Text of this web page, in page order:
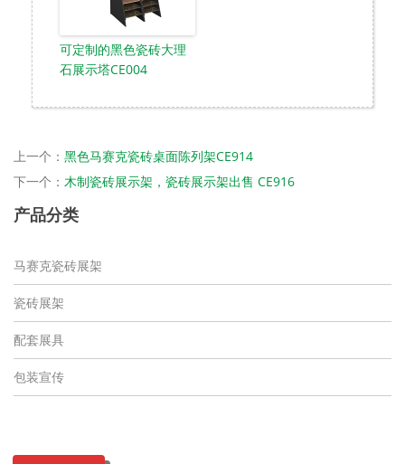
可定制的黑色瓷砖大理
石展示塔CE004
上一个： 黑色马赛克瓷砖桌面陈列架CE914
下一个： 木制瓷砖展示架，瓷砖展示架出售 CE916
产品分类
马赛克瓷砖展架
瓷砖展架
配套展具
包装宣传